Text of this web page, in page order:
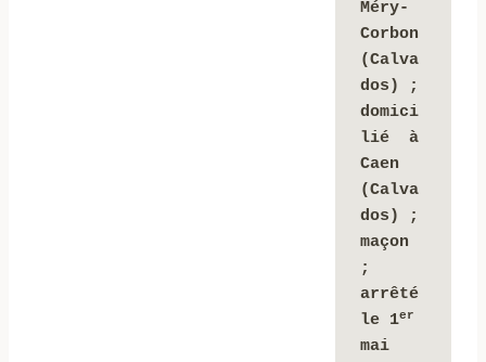
Méry-
Corbon
(Calva
dos) ;
domici
lié  à
Caen
(Calva
dos) ;
maçon
;
arrêté
le 1er
mai